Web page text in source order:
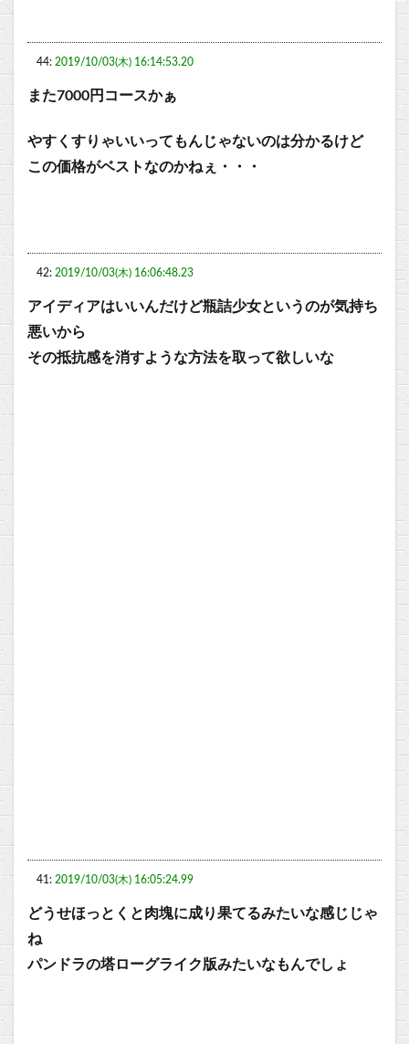
44: 2019/10/03(木) 16:14:53.20
また7000円コースかぁ
やすくすりゃいいってもんじゃないのは分かるけど
この価格がベストなのかねぇ・・・
42: 2019/10/03(木) 16:06:48.23
アイディアはいいんだけど瓶詰少女というのが気持ち
悪いから
その抵抗感を消すような方法を取って欲しいな
41: 2019/10/03(木) 16:05:24.99
どうせほっとくと肉塊に成り果てるみたいな感じじゃ
ね
パンドラの塔ローグライク版みたいなもんでしょ